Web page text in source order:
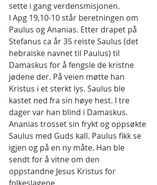
sette i gang verdensmisjonen.
I Apg 19,10-10 står beretningen om
Paulus og Ananias. Etter drapet på
Stefanus ca år 35 reiste Saulus (det
hebraiske navnet til Paulus) til
Damaskus for å fengsle de kristne
jødene der. På veien møtte han
Kristus i et sterkt lys. Saulus ble
kastet ned fra sin høye hest. I tre
dager var han blind i Damaskus.
Ananias trosset sin frykt og oppsøkte
Saulus med Guds kall. Paulus fikk se
igjen og på en ny måte. Han ble
sendt for å vitne om den
oppstandne Jesus Kristus for